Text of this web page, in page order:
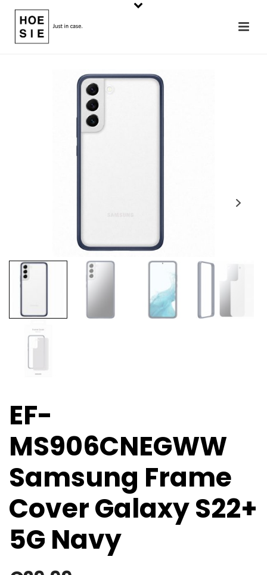
EF-
MS906CNEGWW
Samsung Frame
Cover Galaxy S22+
5G Navy